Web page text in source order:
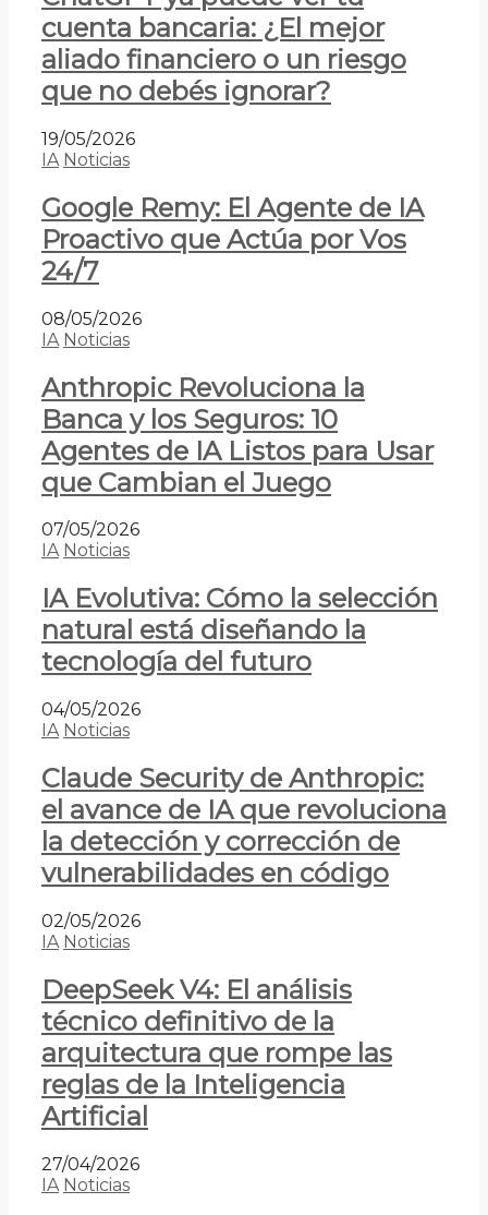
cuenta bancaria: ¿El mejor
aliado financiero o un riesgo
que no debés ignorar?
19/05/2026
IA Noticias
Google Remy: El Agente de IA
Proactivo que Actúa por Vos
24/7
08/05/2026
IA Noticias
Anthropic Revoluciona la
Banca y los Seguros: 10
Agentes de IA Listos para Usar
que Cambian el Juego
07/05/2026
IA Noticias
IA Evolutiva: Cómo la selección
natural está diseñando la
tecnología del futuro
04/05/2026
IA Noticias
Claude Security de Anthropic:
el avance de IA que revoluciona
la detección y corrección de
vulnerabilidades en código
02/05/2026
IA Noticias
DeepSeek V4: El análisis
técnico definitivo de la
arquitectura que rompe las
reglas de la Inteligencia
Artificial
27/04/2026
IA Noticias